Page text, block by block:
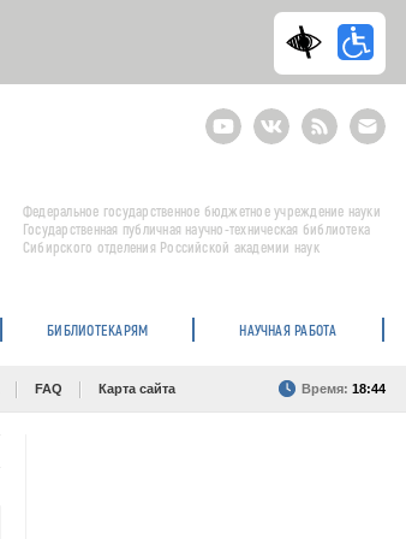
YoutubeВКонтактеRSS
E-
mail
подписка
Федеральное государственное бюджетное учреждение науки
Государственная публичная научно-техническая библиотека
Сибирского отделения Российской академии наук
БИБЛИОТЕКАРЯМ НАУЧНАЯ РАБОТА
FAQ Карта сайта Время: 18:44